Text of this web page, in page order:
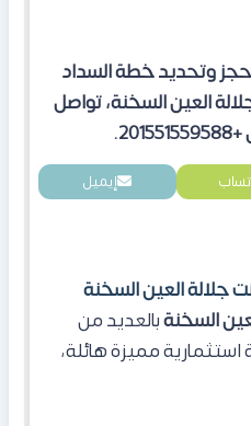
وتحديد خطة السداد
العين السخنة، تواصل
إيميل
جلالة العين السخنة
السخنةبالعديد من
مميزة هائلة،